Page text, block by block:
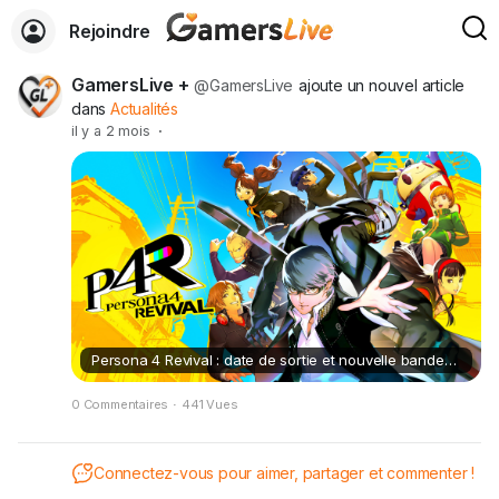
Rejoindre
GamersLive + @GamersLive ajoute un nouvel article
dans Actualités
il y a 2 mois ·
Persona 4 Revival : date de sortie et nouvelle bande-annonce au Xbox Showcase
0 Commentaires · 441 Vues
Connectez-vous pour aimer, partager et commenter !